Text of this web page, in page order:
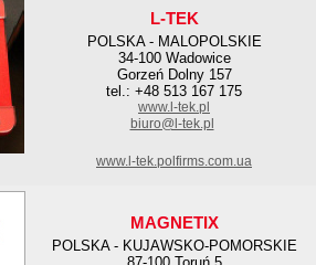
L-TEK
POLSKA - MALOPOLSKIE
34-100 Wadowice
Gorzeń Dolny 157
tel.: +48 513 167 175
www.l-tek.pl
biuro@l-tek.pl
www.l-tek.polfirms.com.ua
MAGNETIX
POLSKA - KUJAWSKO-POMORSKIE